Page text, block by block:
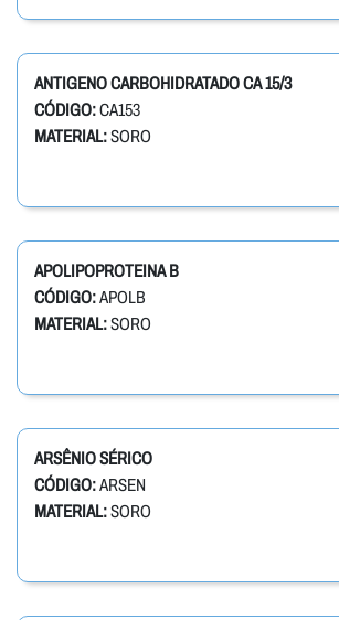
ANTIGENO CARBOHIDRATADO CA 15/3
CÓDIGO:CA153
MATERIAL:SORO
APOLIPOPROTEINA B
CÓDIGO:APOLB
MATERIAL:SORO
ARSÊNIO SÉRICO
CÓDIGO:ARSEN
MATERIAL:SORO